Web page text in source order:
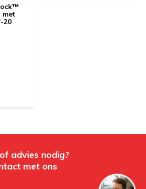
met
20
advies nodig?
met ons